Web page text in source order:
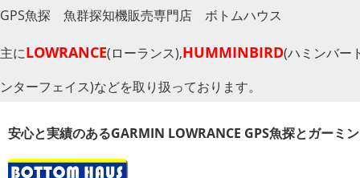
GPS魚探 魚群探知機販売専門店 ボトムハウス
主にLOWRANCE(ローランス),HUMMINBIRD(ハミンバー
ンターフェイス)などを取り扱っております。
安心と実績のあるGARMIN LOWRANCE GPS魚探とガーミ